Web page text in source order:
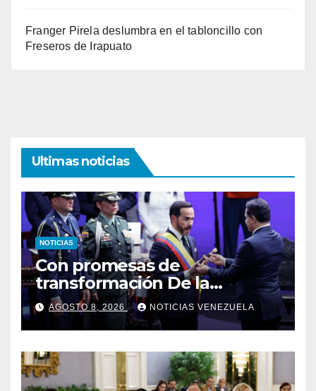
Franger Pirela deslumbra en el tabloncillo con
Freseros de Irapuato
Ultimas noticias
NOTICIAS
Con promesas de
transformación De la
Espriella jura como
presidente de Colombia
AGOSTO 8, 2026 NOTICIAS VENEZUELA